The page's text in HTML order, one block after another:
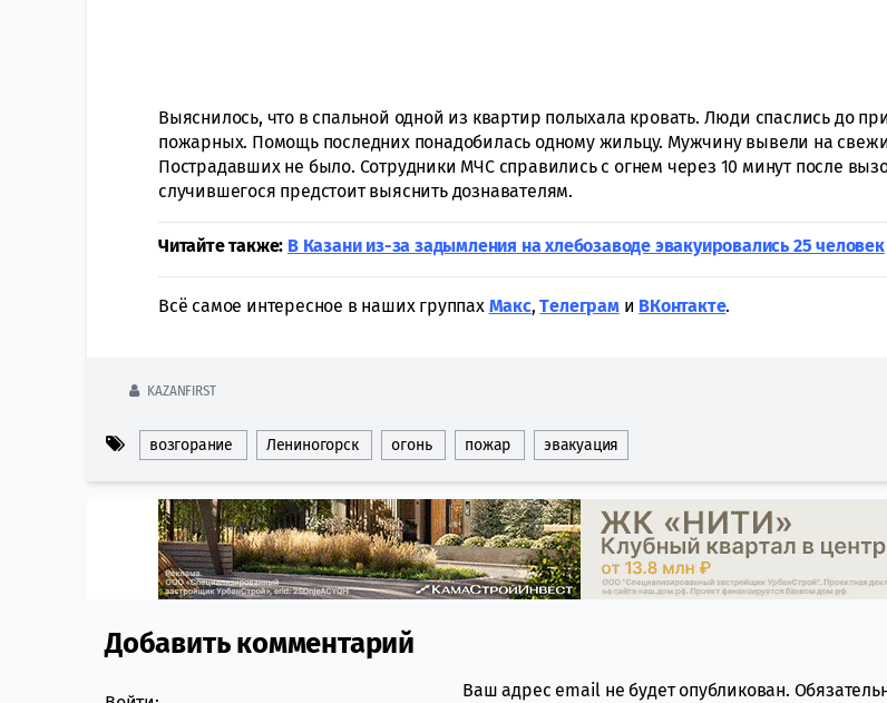
Выяснилось, что в спальной одной из квартир полыхала кровать. Люди спаслись до
пожарных. Помощь последних понадобилась одному жильцу. Мужчину вывели на
Пострадавших не было. Сотрудники МЧС справились с огнем через 10 минут после
случившегося предстоит выяснить дознавателям.
Читайте также: В Казани из-за задымления на хлебозаводе эвакуировались 25 человек
Всё самое интересное в наших группах Макс,Tелеграми ВКонтакте.
KAZANFIRST
возгорание Лениногорск огонь пожар эвакуация
Comment section
Добавить комментарий
Ваш адрес email не будет опубликован.